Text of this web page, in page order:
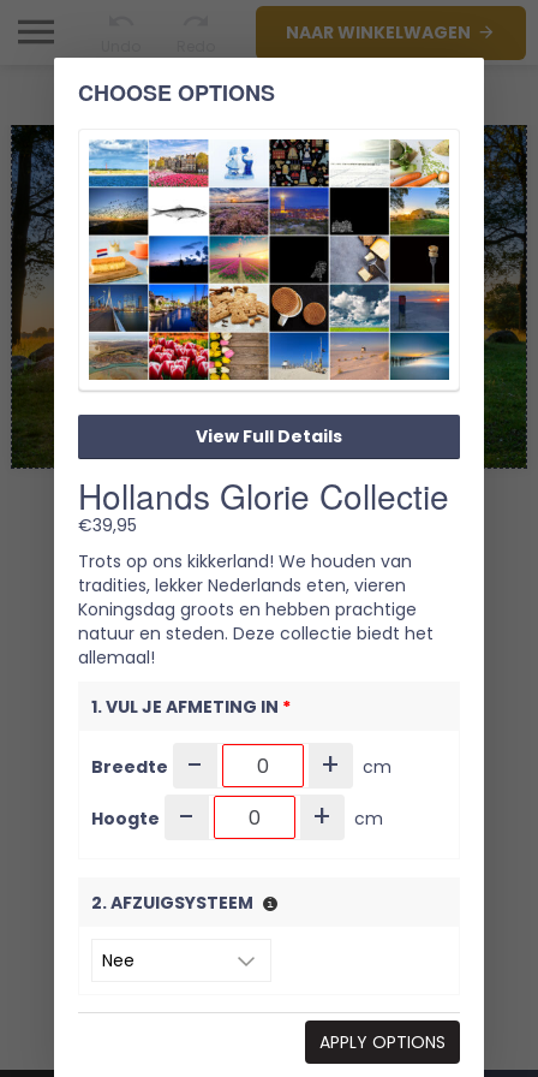
NAAR WINKELWAGEN
1/1
CHOOSE OPTIONS
View Full Details
Hollands Glorie Collectie
€39,95
Trots op ons kikkerland! We houden van
tradities, lekker Nederlands eten, vieren
Koningsdag groots en hebben prachtige
natuur en steden. Deze collectie biedt het
allemaal!
1. VUL JE AFMETING IN *
Breedte - + cm
Hoogte - + cm
2. AFZUIGSYSTEEM
APPLY OPTIONS